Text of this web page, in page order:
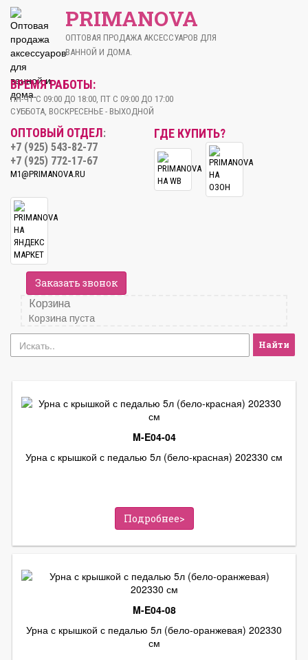
PRIMANOVA
ОПТОВАЯ ПРОДАЖА АКСЕССУАРОВ ДЛЯ
ВАННОЙ И ДОМА.
ВРЕМЯ РАБОТЫ:
ПН-ЧТ С 09:00 ДО 18:00, ПТ С 09:00 ДО 17:00
СУББОТА, ВОСКРЕСЕНЬЕ - ВЫХОДНОЙ
ОПТОВЫЙ ОТДЕЛ:
+7 (925) 543-82-77
+7 (925) 772-17-67
M1@PRIMANOVA.RU
ГДЕ КУПИТЬ?
Заказать звонок
Корзина
Корзина пуста
Найти
M-E04-04
Урна с крышкой с педалью 5л (бело-красная) 202330 см
Подробнее>
M-E04-08
Урна с крышкой с педалью 5л (бело-оранжевая) 202330
см